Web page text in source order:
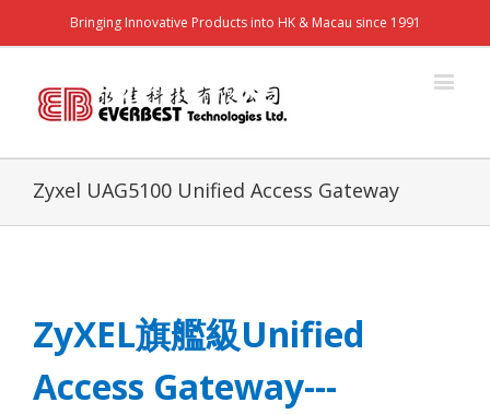
Bringing Innovative Products into HK & Macau since 1991
Zyxel UAG5100 Unified Access Gateway
ZyXEL旗艦級Unified
Access Gateway---